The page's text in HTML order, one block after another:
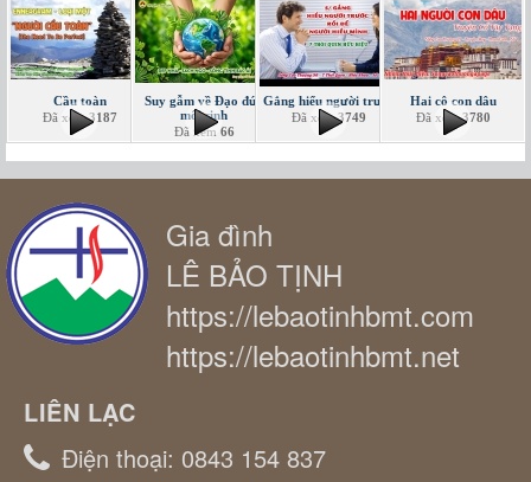
Cầu toàn
Đã xem3187
Suy gẫm về Đạo đức
môi sinh
Đã xem 66
Gắng hiểu người trước
Đã xem3749
Hai cô con dâu
Đã xem3780
Gia đình
LÊ BẢO TỊNH
https://lebaotinhbmt.com
https://lebaotinhbmt.net
LIÊN LẠC
Điện thoại: 0843 154 837